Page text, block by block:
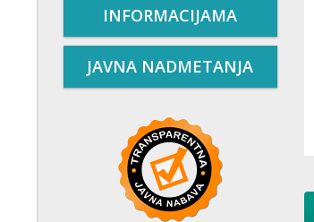
INFORMACIJAMA
JAVNA NADMETANJA